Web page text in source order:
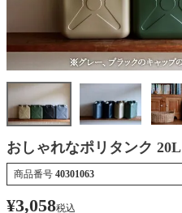
おしゃれなポリタンク 20L
商品番号 40301063
¥3,058税込